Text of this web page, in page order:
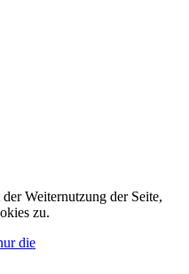
Weiternutzung der Seite,
zu.
die